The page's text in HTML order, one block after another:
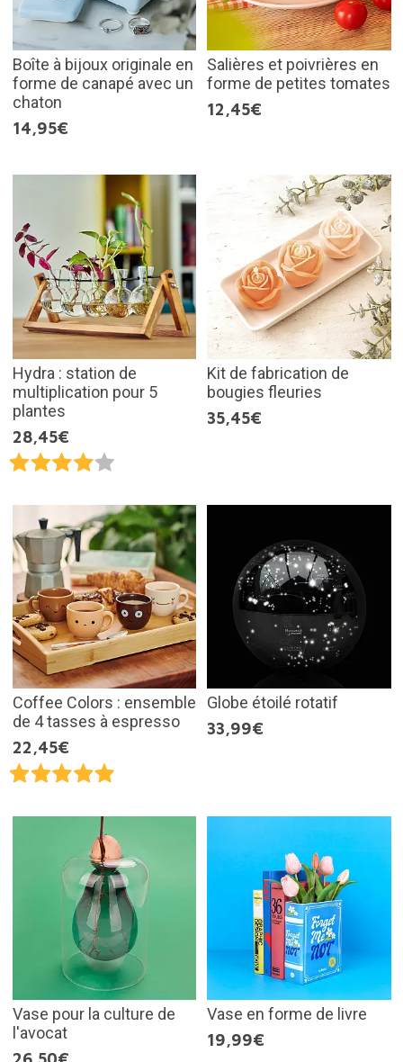
Boîte à bijoux originale en
forme de canapé avec un
chaton
14,95€
Salières et poivrières en
forme de petites tomates
12,45€
Hydra : station de
multiplication pour 5
plantes
28,45€
Kit de fabrication de
bougies fleuries
35,45€
Coffee Colors : ensemble
de 4 tasses à espresso
22,45€
Globe étoilé rotatif
33,99€
Vase pour la culture de
l'avocat
Vase en forme de livre
19,99€